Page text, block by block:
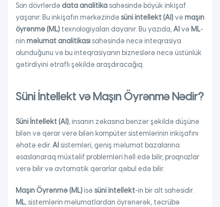
Son dövrlərdə data analitikasahəsində böyük inkişaf
yaşanır. Bu inkişafın mərkəzində süni intellekt (AI)və maşın
öyrənmə (ML) texnologiyaları dayanır. Bu yazıda,AI və ML-
nin məlumat analitikasısahəsində necə inteqrasiya
olunduğunu və bu inteqrasiyanın bizneslərə necə üstünlük
gətirdiyini ətraflı şəkildə araşdıracağıq.
Süni İntellekt və Maşın Öyrənmə Nədir?
Süni İntellekt (AI), insanın zəkasına bənzər şəkildə düşünə
bilən və qərar verə bilən kompüter sistemlərinin inkişafını
əhatə edir. AI sistemləri, geniş məlumat bazalarına
əsaslanaraq müxtəlif problemləri həll edə bilir, proqnozlar
verə bilir və avtomatik qərarlar qəbul edə bilir.
Maşın Öyrənmə (ML)isə süni intellekt-in bir alt sahəsidir.
ML, sistemlərin məlumatlardan öyrənərək, təcrübə